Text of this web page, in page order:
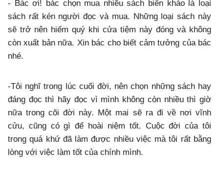
- Bác ơi! bác chọn mua nhiều sách biên khảo là loại
sách rất kén người đọc và mua. Những loại sách này
sẽ trở nên hiếm quý khi cửa tiệm này đóng và không
còn xuất bản nữa. Xin bác cho biết cảm tưởng của bác
nhé.
-Tôi nghĩ trong lúc cuối đời, nên chọn những sách hay
đáng đọc thì hãy đọc vì mình không còn nhiều thì giờ
nữa trong cõi đời này. Một mai sẽ ra đi về nơi vĩnh
cửu, cũng có gì để hoài niệm tốt. Cuộc đời của tôi
trong quá khứ đã làm được nhiều việc mà tôi rất bằng
lòng với việc làm tốt của chính mình.